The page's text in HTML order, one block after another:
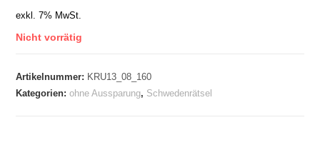
exkl. 7% MwSt.
Nicht vorrätig
Artikelnummer: KRU13_08_160
Kategorien:ohne Aussparung, Schwedenrätsel